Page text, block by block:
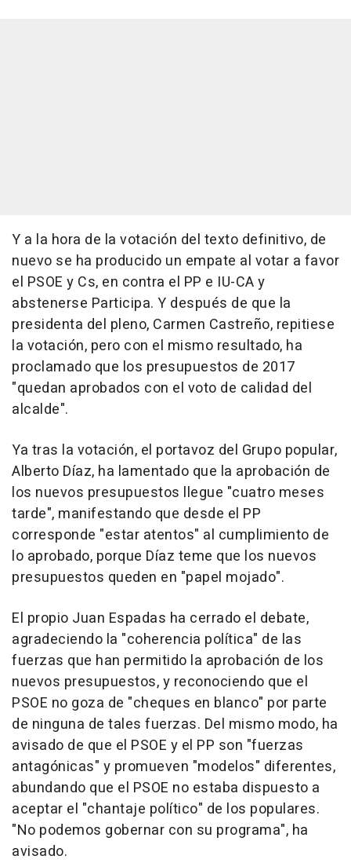
Y a la hora de la votación del texto definitivo, de
nuevo se ha producido un empate al votar a favor
el PSOE y Cs, en contra el PP e IU-CA y
abstenerse Participa. Y después de que la
presidenta del pleno, Carmen Castreño, repitiese
la votación, pero con el mismo resultado, ha
proclamado que los presupuestos de 2017
"quedan aprobados con el voto de calidad del
alcalde".
Ya tras la votación, el portavoz del Grupo popular,
Alberto Díaz, ha lamentado que la aprobación de
los nuevos presupuestos llegue "cuatro meses
tarde", manifestando que desde el PP
corresponde "estar atentos" al cumplimiento de
lo aprobado, porque Díaz teme que los nuevos
presupuestos queden en "papel mojado".
El propio Juan Espadas ha cerrado el debate,
agradeciendo la "coherencia política" de las
fuerzas que han permitido la aprobación de los
nuevos presupuestos, y reconociendo que el
PSOE no goza de "cheques en blanco" por parte
de ninguna de tales fuerzas. Del mismo modo, ha
avisado de que el PSOE y el PP son "fuerzas
antagónicas" y promueven "modelos" diferentes,
abundando que el PSOE no estaba dispuesto a
aceptar el "chantaje político" de los populares.
"No podemos gobernar con su programa", ha
avisado.